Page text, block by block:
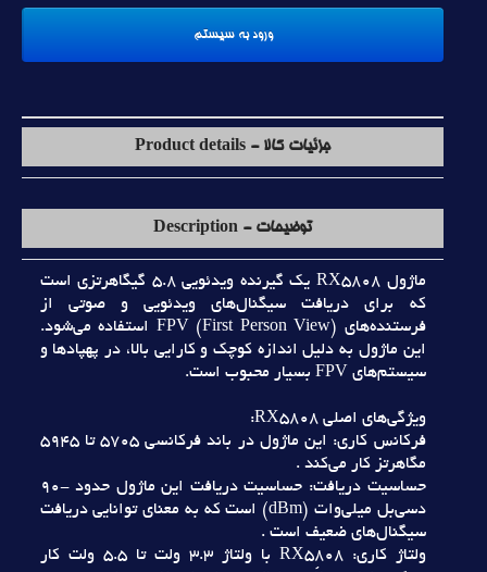
جزئیات کالا - Product details
توضیحات - Description
ماژول RX5808 يک گيرنده ويدئويي 5.8 گيگاهرتزي است
که براي دريافت سيگنال‌هاي ويدئويي و صوتي از
فرستنده‌هاي FPV (First Person View) استفاده مي‌شود.
اين ماژول به دليل اندازه کوچک و کارايي بالا، در پهپادها و
سيستم‌هاي FPV بسيار محبوب است.
ويژگي‌هاي اصلي RX5808:
فرکانس کاري: اين ماژول در باند فرکانسي 5705 تا 5945
مگاهرتز کار مي‌کند .
حساسيت دريافت: حساسيت دريافت اين ماژول حدود -90
دسي‌بل ميلي‌وات (dBm) است که به معناي توانايي دريافت
سيگنال‌هاي ضعيف است .
ولتاژ کاري: RX5808 با ولتاژ 3.3 ولت تا 5.5 ولت کار